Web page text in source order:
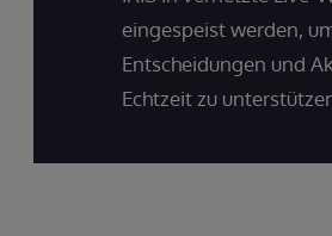
eingespeist werden,
Entscheidungen und
Echtzeit zu